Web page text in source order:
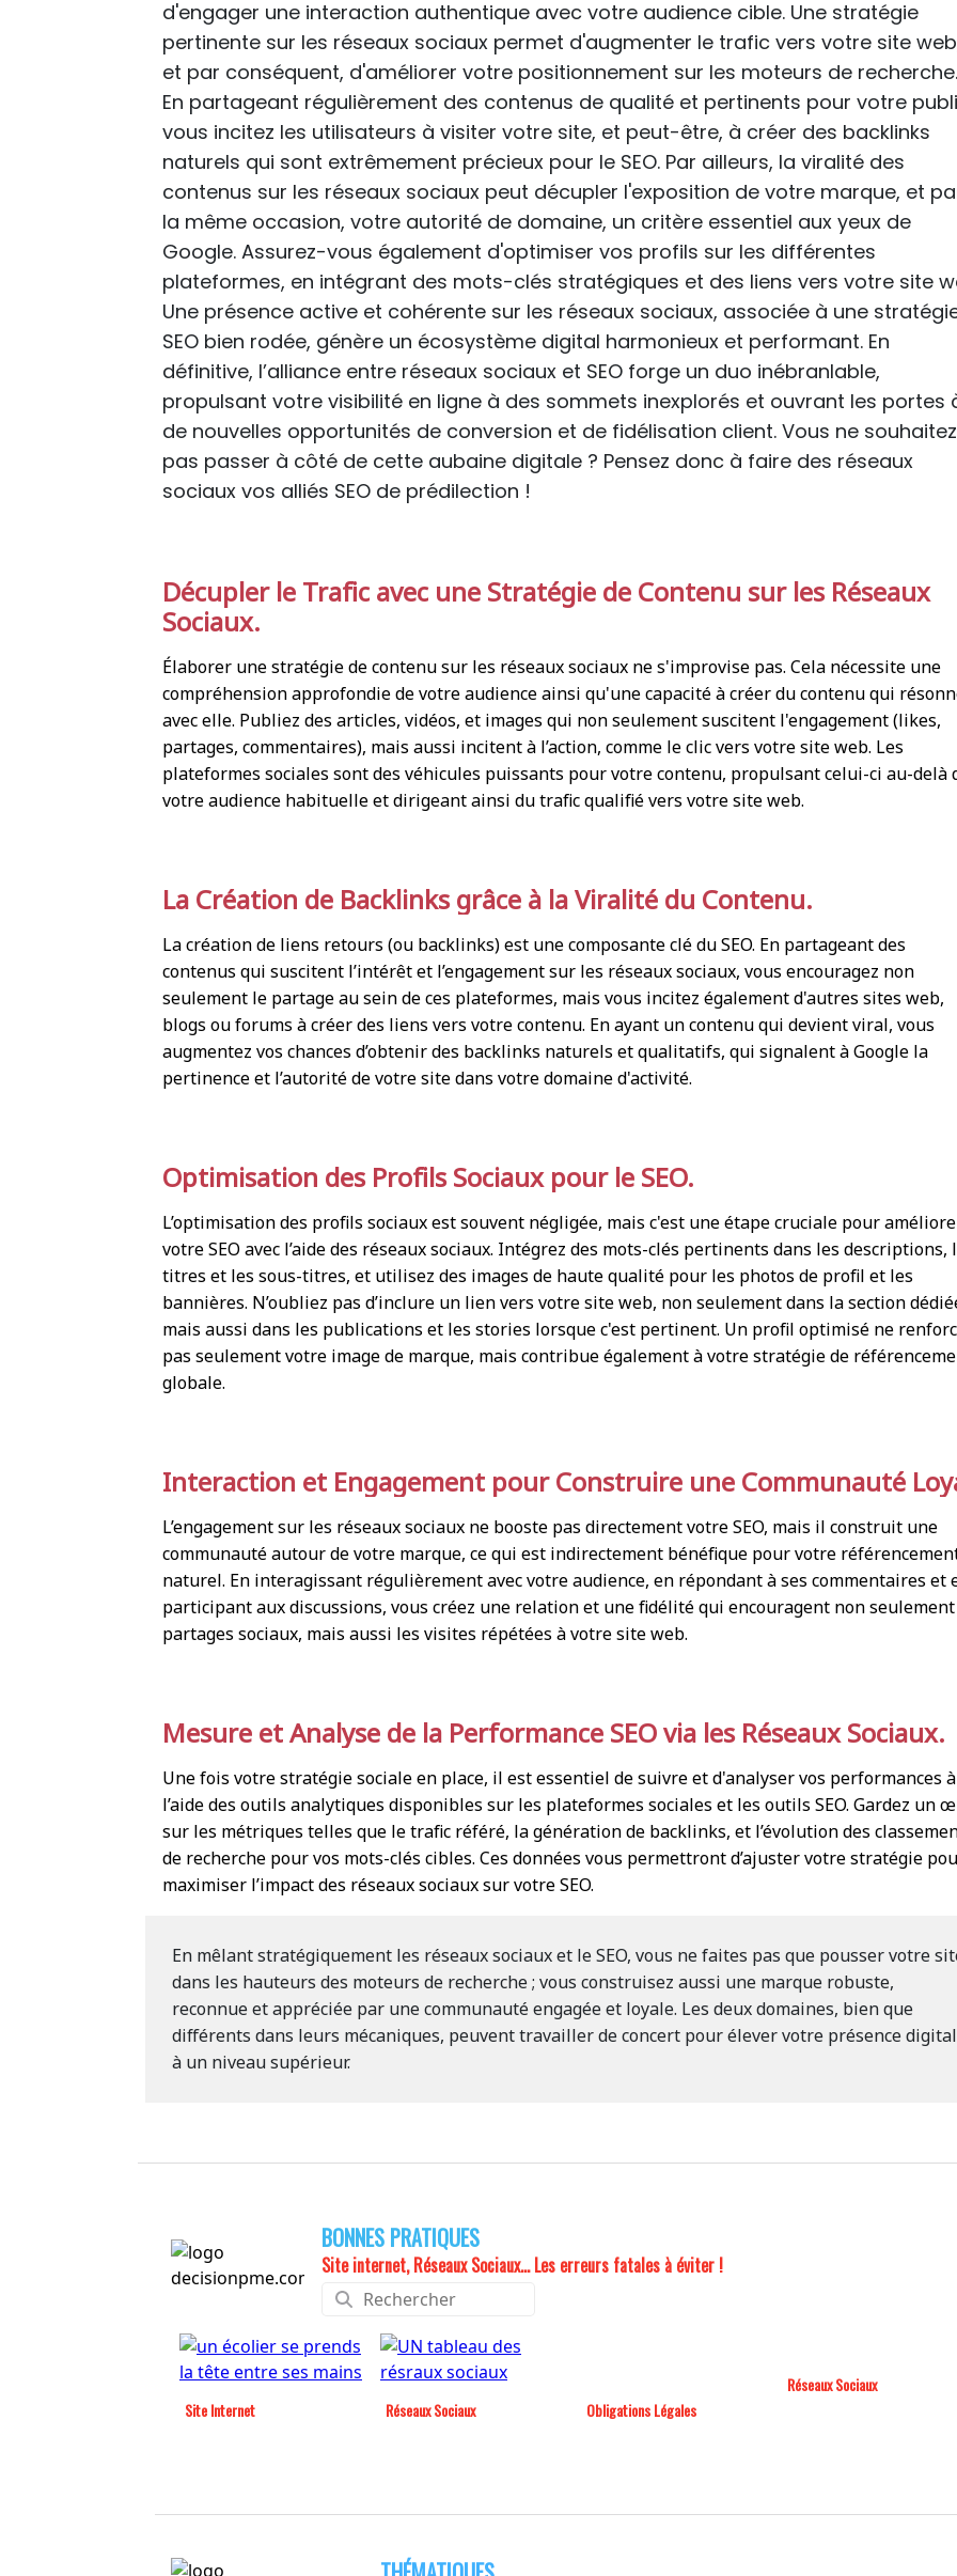
d'engager une interaction authentique avec votre audience cible. Une stratégie
pertinente sur les réseaux sociaux permet d'augmenter le trafic vers votre site
et par conséquent, d'améliorer votre positionnement sur les moteurs de recherche.
En partageant régulièrement des contenus de qualité et pertinents pour votre
vous incitez les utilisateurs à visiter votre site, et peut-être, à créer des backlinks
naturels qui sont extrêmement précieux pour le SEO. Par ailleurs, la viralité des
contenus sur les réseaux sociaux peut décupler l'exposition de votre marque, et
la même occasion, votre autorité de domaine, un critère essentiel aux yeux de
Google. Assurez-vous également d'optimiser vos profils sur les différentes
plateformes, en intégrant des mots-clés stratégiques et des liens vers votre site
Une présence active et cohérente sur les réseaux sociaux, associée à une
SEO bien rodée, génère un écosystème digital harmonieux et performant. En
définitive, l’alliance entre réseaux sociaux et SEO forge un duo inébranlable,
propulsant votre visibilité en ligne à des sommets inexplorés et ouvrant les portes
de nouvelles opportunités de conversion et de fidélisation client. Vous ne souhaitez
pas passer à côté de cette aubaine digitale ? Pensez donc à faire des réseaux
sociaux vos alliés SEO de prédilection !
Décupler le Trafic avec une Stratégie de Contenu sur les Réseaux
Sociaux.
Élaborer une stratégie de contenu sur les réseaux sociaux ne s'improvise pas. Cela nécessite une
compréhension approfondie de votre audience ainsi qu'une capacité à créer du contenu qui
avec elle. Publiez des articles, vidéos, et images qui non seulement suscitent l'engagement (likes,
partages, commentaires), mais aussi incitent à l’action, comme le clic vers votre site web. Les
plateformes sociales sont des véhicules puissants pour votre contenu, propulsant celui-ci au-delà
votre audience habituelle et dirigeant ainsi du trafic qualifié vers votre site web.
La Création de Backlinks grâce à la Viralité du Contenu.
La création de liens retours (ou backlinks) est une composante clé du SEO. En partageant des
contenus qui suscitent l’intérêt et l’engagement sur les réseaux sociaux, vous encouragez non
seulement le partage au sein de ces plateformes, mais vous incitez également d'autres sites web,
blogs ou forums à créer des liens vers votre contenu. En ayant un contenu qui devient viral, vous
augmentez vos chances d’obtenir des backlinks naturels et qualitatifs, qui signalent à Google la
pertinence et l’autorité de votre site dans votre domaine d'activité.
Optimisation des Profils Sociaux pour le SEO.
L’optimisation des profils sociaux est souvent négligée, mais c'est une étape cruciale pour
votre SEO avec l’aide des réseaux sociaux. Intégrez des mots-clés pertinents dans les descriptions,
titres et les sous-titres, et utilisez des images de haute qualité pour les photos de profil et les
bannières. N’oubliez pas d’inclure un lien vers votre site web, non seulement dans la section
mais aussi dans les publications et les stories lorsque c'est pertinent. Un profil optimisé ne
pas seulement votre image de marque, mais contribue également à votre stratégie de
globale.
Interaction et Engagement pour Construire une Communauté
L’engagement sur les réseaux sociaux ne booste pas directement votre SEO, mais il construit une
communauté autour de votre marque, ce qui est indirectement bénéfique pour votre
naturel. En interagissant régulièrement avec votre audience, en répondant à ses commentaires et
participant aux discussions, vous créez une relation et une fidélité qui encouragent non
partages sociaux, mais aussi les visites répétées à votre site web.
Mesure et Analyse de la Performance SEO via les Réseaux Sociaux.
Une fois votre stratégie sociale en place, il est essentiel de suivre et d'analyser vos performances à
l’aide des outils analytiques disponibles sur les plateformes sociales et les outils SEO. Gardez un
sur les métriques telles que le trafic référé, la génération de backlinks, et l’évolution des
de recherche pour vos mots-clés cibles. Ces données vous permettront d’ajuster votre stratégie
maximiser l’impact des réseaux sociaux sur votre SEO.
En mêlant stratégiquement les réseaux sociaux et le SEO, vous ne faites pas que pousser votre
dans les hauteurs des moteurs de recherche ; vous construisez aussi une marque robuste,
reconnue et appréciée par une communauté engagée et loyale. Les deux domaines, bien que
différents dans leurs mécaniques, peuvent travailler de concert pour élever votre présence
à un niveau supérieur.
BONNES PRATIQUES
Site internet, Réseaux Sociaux... Les erreurs fatales à éviter !
Site Internet Réseaux Sociaux Obligations Légales
Réseaux Sociaux